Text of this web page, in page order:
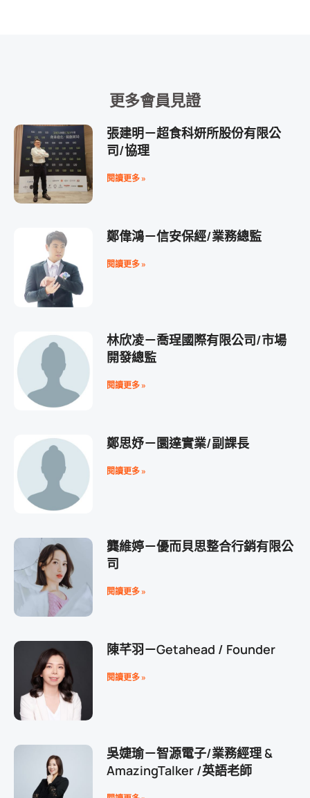
更多會員見證
張建明－超食科妍所股份有限公
司/協理
閱讀更多 »
鄭偉鴻－信安保經/業務總監
閱讀更多 »
林欣凌－喬珵國際有限公司/市場
開發總監
閱讀更多 »
鄭思妤－圜達實業/副課長
閱讀更多 »
龔維婷－優而貝思整合行銷有限公
司
閱讀更多 »
陳芊羽－Getahead / Founder
閱讀更多 »
吳婕瑜－智源電子/業務經理 &
AmazingTalker /英語老師